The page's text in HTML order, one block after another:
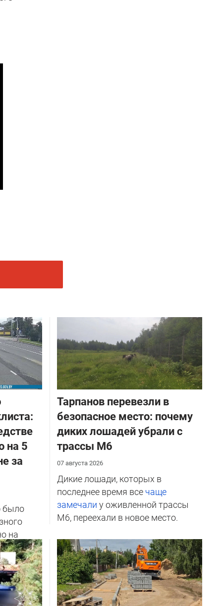
на 5
за
было
на
Тарпанов перевезли в
безопасное место: почему
диких лошадей убрали с
трассы М6
07 августа 2026
Дикие лошади, которых в
последнее время все чаще
замечали у оживленной трассы
М6, переехали в новое место.